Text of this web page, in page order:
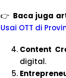
👉 Baca juga
Usai OTT di
Content
digital.